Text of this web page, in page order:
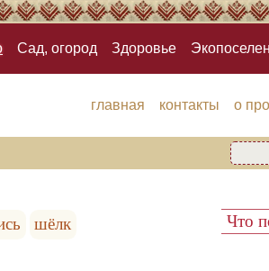
Сад, огород Здоровье
главная контакты о
шёлк
Что